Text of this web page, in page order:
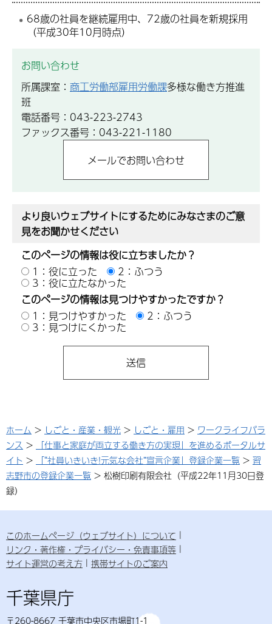
68歳の社員を継続雇用中、72歳の社員を新規採用
（平成30年10月時点）
お問い合わせ
所属課室： 商工労働部雇用労働課多様な働き方推進
班
電話番号：043-223-2743
ファックス番号：043-221-1180
より良いウェブサイトにするためにみなさまのご意
見をお聞かせください
このページの情報は役に立ちましたか？
1：役に立った
2：ふつう
3：役に立たなかった
このページの情報は見つけやすかったですか？
1：見つけやすかった
2：ふつう
3：見つけにくかった
ホーム > しごと・産業・観光 > しごと・雇用 > ワークライフバラ
ンス >
「仕事と家庭が両立する働き方の実現」を進めるポータルサ
イト > 「“社員いきいき!元気な会社”宣言企業」登録企業一覧 > 習
志野市の登録企業一覧 > 松樹印刷有限会社（平成22年11月30日登
録）
このホームページ（ウェブサイト）について
リンク・著作権・プライバシー・免責事項等
サイト運営の考え方
携帯サイトのご案内
千葉県庁
〒260-8667 千葉市中央区市場町1-1